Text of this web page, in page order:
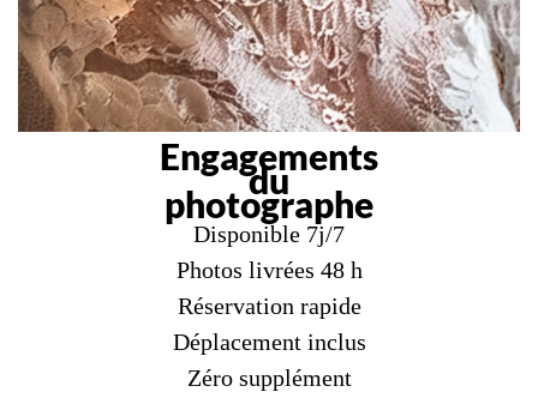
Engagements
du
photographe
Disponible 7j/7
Photos livrées 48 h
Réservation rapide
Déplacement inclus
Zéro supplément